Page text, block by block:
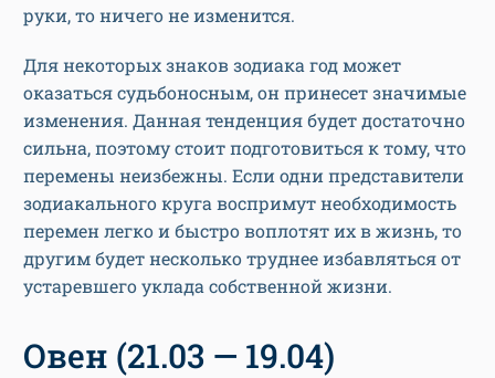
руки, то ничего не изменится.
Для некоторых знаков зодиака год может
оказаться судьбоносным, он принесет значимые
изменения. Данная тенденция будет достаточно
сильна, поэтому стоит подготовиться к тому, что
перемены неизбежны. Если одни представители
зодиакального круга воспримут необходимость
перемен легко и быстро воплотят их в жизнь, то
другим будет несколько труднее избавляться от
устаревшего уклада собственной жизни.
Овен (21.03 — 19.04)